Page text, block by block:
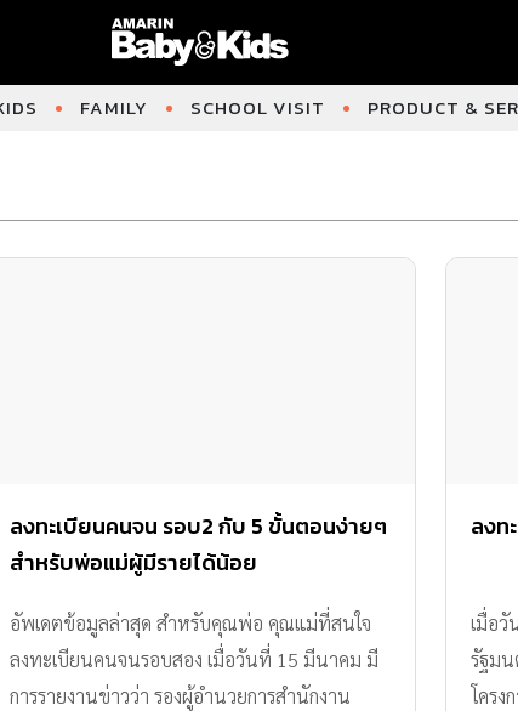
FAMILY SCHOOL VISIT PRODUCT &
ลงทะเบียนคนจน รอบ2 กับ 5 ขั้นตอนง่ายๆ
สำหรับพ่อแม่ผู้มีรายได้น้อย
อัพเดตข้อมูลล่าสุด สำหรับคุณพ่อ คุณแม่ที่สนใจ
ลงทะเบียนคนจนรอบสอง เมื่อวันที่ 15 มีนาคม มี
การรายงานข่าวว่า รองผู้อำนวยการสำนักงาน
ลงท
เมื่อ
รัฐมน
โครง